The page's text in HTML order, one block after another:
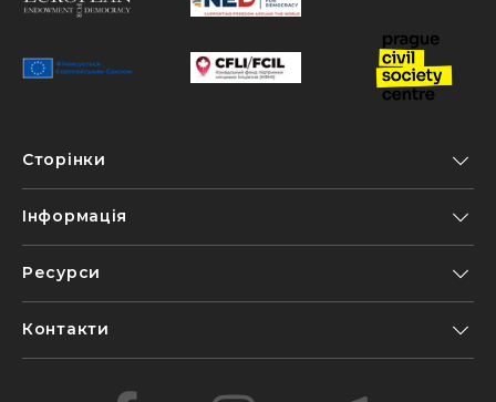
Сторінки
Інформація
Ресурси
Контакти